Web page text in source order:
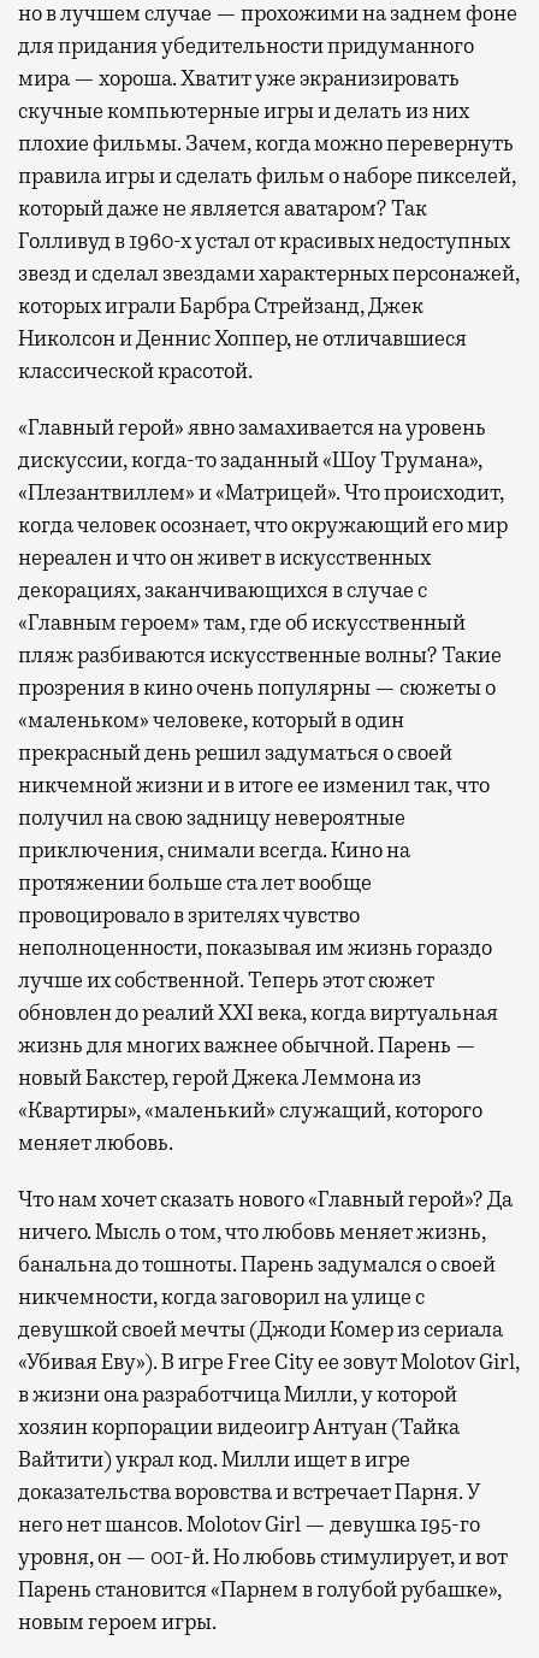
но в лучшем случае — прохожими на заднем фоне
для придания убедительности придуманного
мира — хороша. Хватит уже экранизировать
скучные компьютерные игры и делать из них
плохие фильмы. Зачем, когда можно перевернуть
правила игры и сделать фильм о наборе пикселей,
который даже не является аватаром? Так
Голливуд в 1960-х устал от красивых недоступных
звезд и сделал звездами характерных персонажей,
которых играли Барбра Стрейзанд, Джек
Николсон и Деннис Хоппер, не отличавшиеся
классической красотой.
«Главный герой» явно замахивается на уровень
дискуссии, когда-то заданный «Шоу Трумана»,
«Плезантвиллем» и «Матрицей». Что происходит,
когда человек осознает, что окружающий его мир
нереален и что он живет в искусственных
декорациях, заканчивающихся в случае с
«Главным героем» там, где об искусственный
пляж разбиваются искусственные волны? Такие
прозрения в кино очень популярны — сюжеты о
«маленьком» человеке, который в один
прекрасный день решил задуматься о своей
никчемной жизни и в итоге ее изменил так, что
получил на свою задницу невероятные
приключения, снимали всегда. Кино на
протяжении больше ста лет вообще
провоцировало в зрителях чувство
неполноценности, показывая им жизнь гораздо
лучше их собственной. Теперь этот сюжет
обновлен до реалий XXI века, когда виртуальная
жизнь для многих важнее обычной. Парень —
новый Бакстер, герой Джека Леммона из
«Квартиры», «маленький» служащий, которого
меняет любовь.
Что нам хочет сказать нового «Главный герой»? Да
ничего. Мысль о том, что любовь меняет жизнь,
банальна до тошноты. Парень задумался о своей
никчемности, когда заговорил на улице с
девушкой своей мечты (Джоди Комер из сериала
«Убивая Еву»). В игре Free City ее зовут Molotov Girl,
в жизни она разработчица Милли, у которой
хозяин корпорации видеоигр Антуан (Тайка
Вайтити) украл код. Милли ищет в игре
доказательства воровства и встречает Парня. У
него нет шансов. Molotov Girl — девушка 195-го
уровня, он — 001-й. Но любовь стимулирует, и вот
Парень становится «Парнем в голубой рубашке»,
новым героем игры.